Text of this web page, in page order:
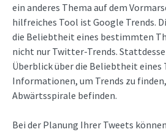
ein anderes Thema auf dem
hilfreiches Tool ist Google Trends.
die Beliebtheit eines bestimmten
nicht nur Twitter-Trends.
Überblick über die Beliebtheit eines
Informationen, um Trends zu
Abwärtsspirale befinden.
Bei der Planung Ihrer Tweets